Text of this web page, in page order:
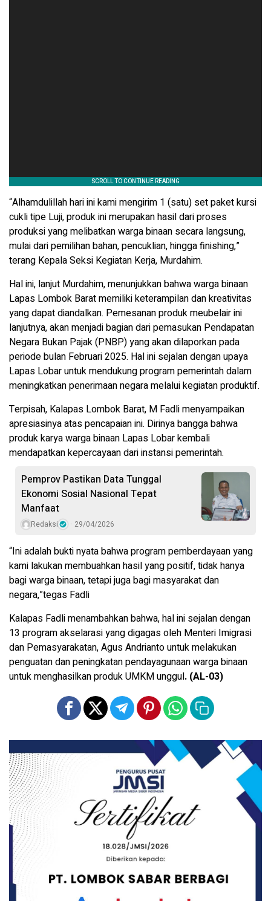
“Alhamdulillah hari ini kami mengirim 1 (satu) set paket kursi
cukli tipe Luji, produk ini merupakan hasil dari proses
produksi yang melibatkan warga binaan secara langsung,
mulai dari pemilihan bahan, pencuklian, hingga finishing,”
terang Kepala Seksi Kegiatan Kerja, Murdahim.
Hal ini, lanjut Murdahim, menunjukkan bahwa warga binaan
Lapas Lombok Barat memiliki keterampilan dan kreativitas
yang dapat diandalkan. Pemesanan produk meubelair ini
lanjutnya, akan menjadi bagian dari pemasukan Pendapatan
Negara Bukan Pajak (PNBP) yang akan dilaporkan pada
periode bulan Februari 2025. Hal ini sejalan dengan upaya
Lapas Lobar untuk mendukung program pemerintah dalam
meningkatkan penerimaan negara melalui kegiatan produktif.
Terpisah, Kalapas Lombok Barat, M Fadli menyampaikan
apresiasinya atas pencapaian ini. Dirinya bangga bahwa
produk karya warga binaan Lapas Lobar kembali
mendapatkan kepercayaan dari instansi pemerintah.
Pemprov Pastikan Data Tunggal
Ekonomi Sosial Nasional Tepat
Manfaat
Redaksi 29/04/2026
“Ini adalah bukti nyata bahwa program pemberdayaan yang
kami lakukan membuahkan hasil yang positif, tidak hanya
bagi warga binaan, tetapi juga bagi masyarakat dan
negara,”tegas Fadli
Kalapas Fadli menambahkan bahwa, hal ini sejalan dengan
13 program akselarasi yang digagas oleh Menteri Imigrasi
dan Pemasyarakatan, Agus Andrianto untuk melakukan
penguatan dan peningkatan pendayagunaan warga binaan
untuk menghasilkan produk UMKM unggul. (AL-03)